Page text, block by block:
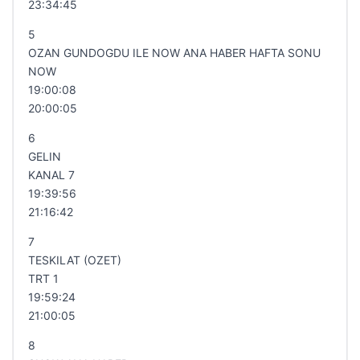
23:34:45
5
OZAN GUNDOGDU ILE NOW ANA HABER HAFTA SONU
NOW
19:00:08
20:00:05
6
GELIN
KANAL 7
19:39:56
21:16:42
7
TESKILAT (OZET)
TRT 1
19:59:24
21:00:05
8